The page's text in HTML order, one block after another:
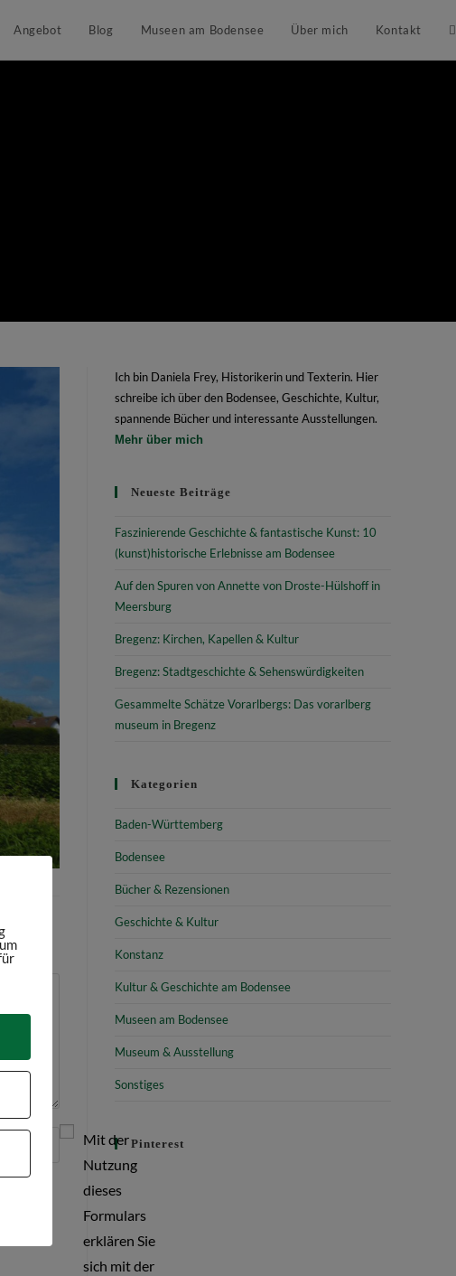
Angebot Blog Museen am Bodensee Über mich Kontakt
Mit der
Nutzung
dieses
Formulars
erklären Sie
sich mit der
Ich bin Daniela Frey, Historikerin und Texterin. Hier
schreibe ich über den Bodensee, Geschichte, Kultur,
spannende Bücher und interessante Ausstellungen.
Mehr über mich
Neueste Beiträge
Faszinierende Geschichte & fantastische Kunst: 10
(kunst)historische Erlebnisse am Bodensee
Auf den Spuren von Annette von Droste-Hülshoff in
Meersburg
Bregenz: Kirchen, Kapellen & Kultur
Bregenz: Stadtgeschichte & Sehenswürdigkeiten
Gesammelte Schätze Vorarlbergs: Das vorarlberg
museum in Bregenz
Kategorien
Baden-Württemberg
Bodensee
Bücher & Rezensionen
Geschichte & Kultur
Konstanz
Kultur & Geschichte am Bodensee
Museen am Bodensee
Museum & Ausstellung
Sonstiges
Pinterest